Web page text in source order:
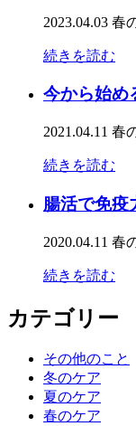
2023.04.03 春
続きを読む
今から始め
2021.04.11 春
続きを読む
腸活で免疫
2020.04.11 春
続きを読む
カテゴリー
その他のこと
冬のケア
夏のケア
春のケア